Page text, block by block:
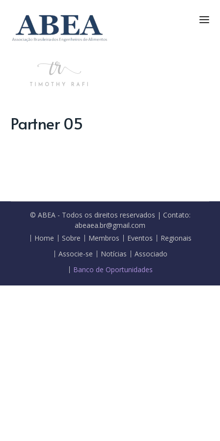
Partner 05
© ABEA - Todos os direitos reservados | Contato:
abeaea.br@gmail.com
Home
Sobre Membros Eventos
Regionais
Associe-se
Notícias
Associado
Banco de Oportunidades